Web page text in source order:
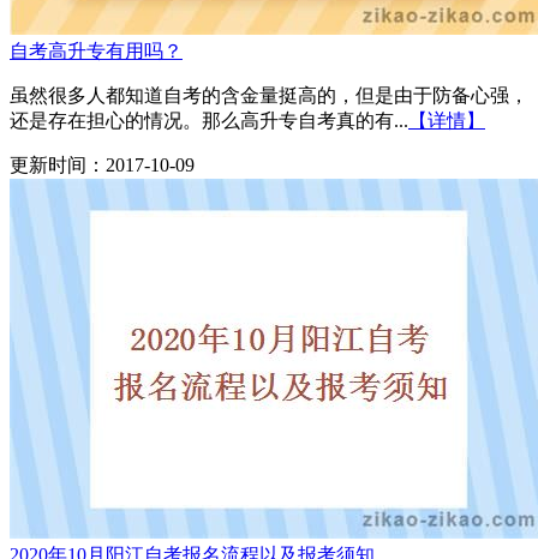
自考高升专有用吗？
虽然很多人都知道自考的含金量挺高的，但是由于防备心强，
还是存在担心的情况。那么高升专自考真的有... 【详情】
更新时间：2017-10-09
2020年10月阳江自考报名流程以及报考须知